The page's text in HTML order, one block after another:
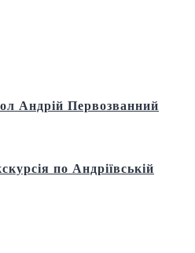
Андрій Первозванний
по Андріївській